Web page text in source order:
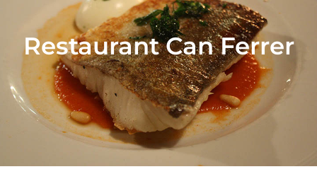
Gastronomia
Planifica
Restaurant Can Ferrer